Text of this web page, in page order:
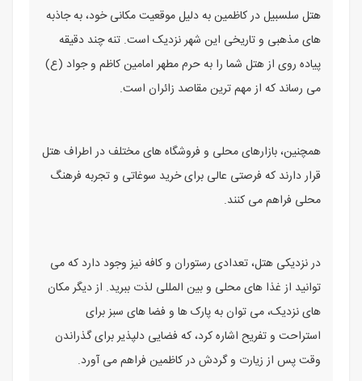
هتل سلسبیل در کاظمین به دلیل موقعیت مکانی خود، به جاذبه‌
های مذهبی و تاریخی این شهر نزدیک است. تنه چند دقیقه
پیاده‌ روی از هتل شما را به حرم مطهر امامین کاظم و جواد (ع)
می‌ رساند که از مهم‌ ترین مقاصد زائران است.
همچنین، بازارهای محلی و فروشگاه‌ های مختلف در اطراف هتل
قرار دارند که فرصتی عالی برای خرید سوغاتی و تجربه فرهنگ
محلی فراهم می ‌کنند.
در نزدیکی هتل، تعدادی رستوران و کافه نیز وجود دارد که می‌
توانید از غذا های محلی و بین‌ المللی لذت ببرید. از دیگر مکان‌
های نزدیک، می ‌توان به پارک ‌ها و فضا های سبز برای
استراحت و تفریح اشاره کرد، که فضایی دلپذیر برای گذراندن
وقت پس از زیارت و گردش در کاظمین فراهم می ‌آورد.